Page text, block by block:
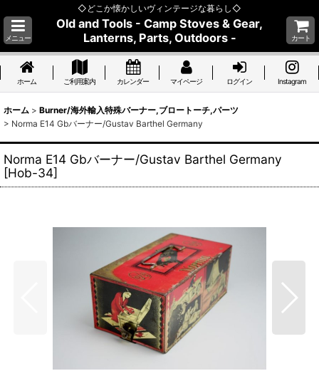
◇どこか懐かしいヴィンテージな暮らし◇
メニュー
Old and Tools - Camp Stoves & Gear,
Lanterns, Parts, Outdoors -
カート
ホーム ご利用案内 カレンダー マイページ ログイン Instagram
ホーム > Burner/海外輸入特殊バーナー,ブロートーチ,パーツ
> Norma E14 Gbバーナー/Gustav Barthel Germany
Norma E14 Gbバーナー/Gustav Barthel Germany
[Hob-34]